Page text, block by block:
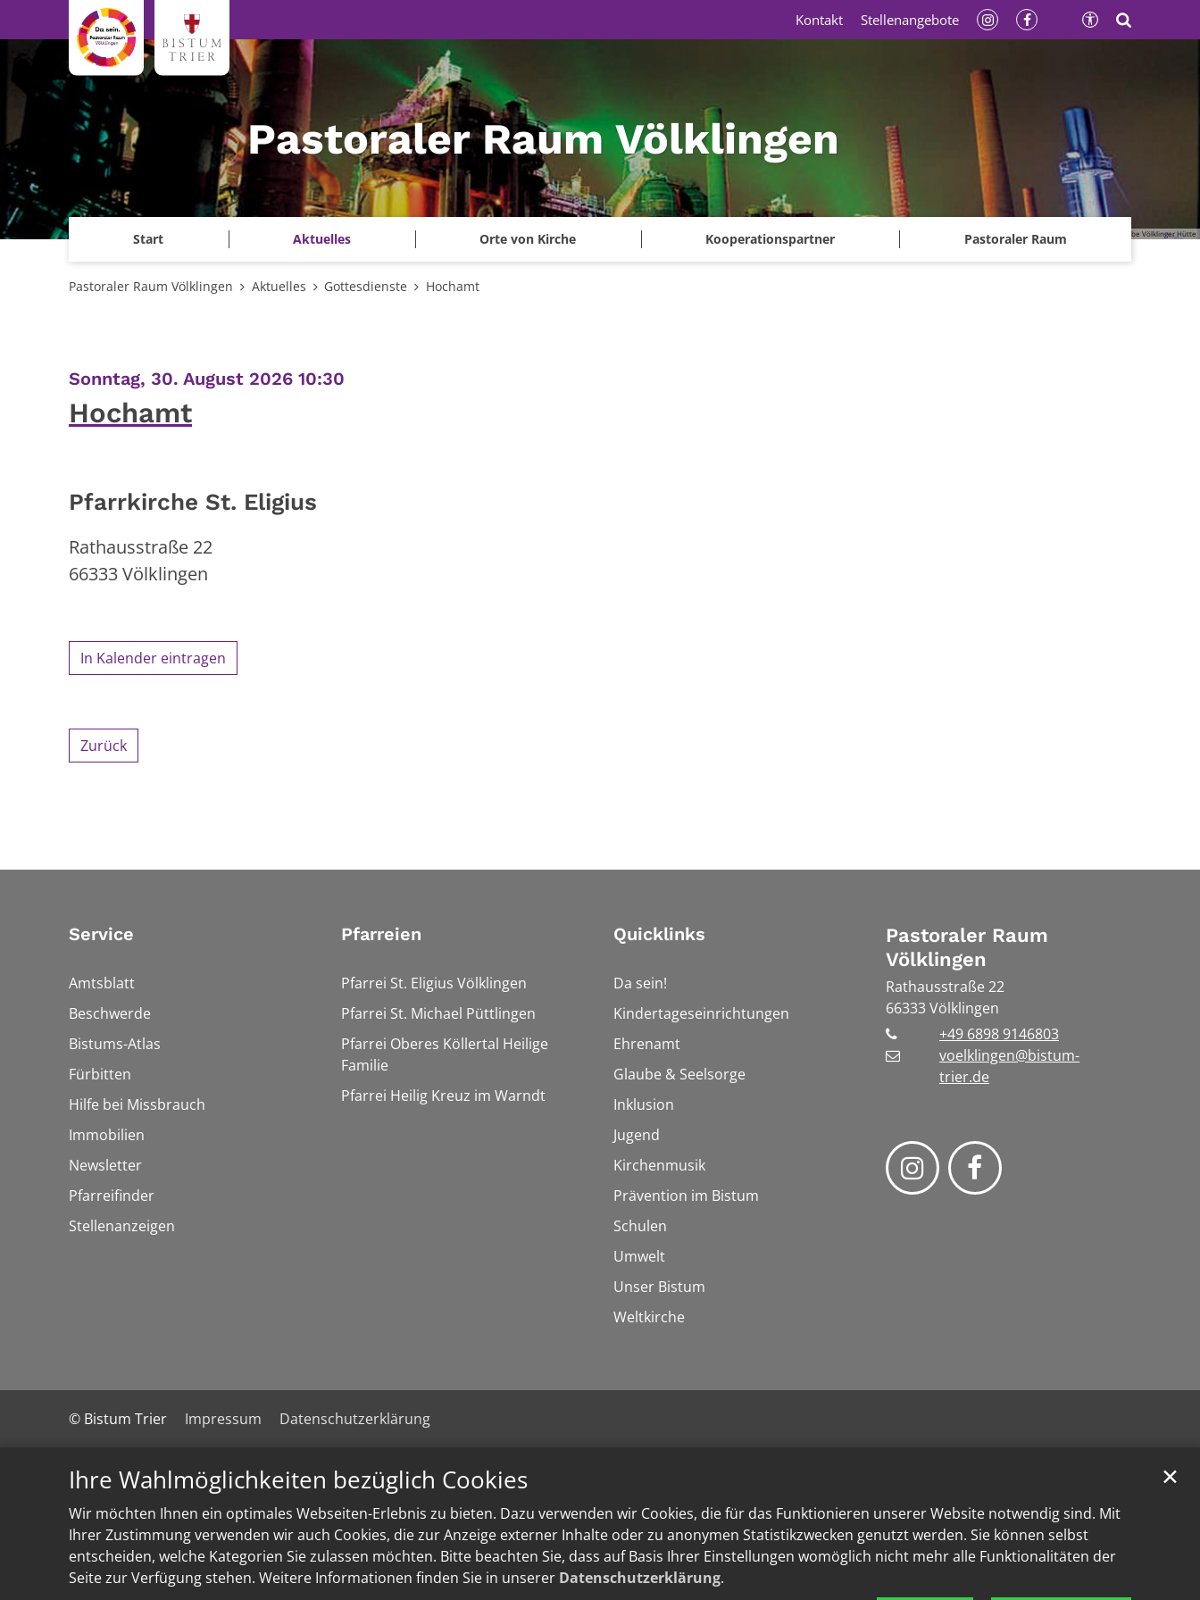
Ihre Wahlmöglichkeiten bezüglich Cookies
Wir möchten Ihnen ein optimales Webseiten-Erlebnis zu bieten. Dazu verwenden wir Cookies, die für das Funktionieren unserer Website notwendig sind. Mit
Ihrer Zustimmung verwenden wir auch Cookies, die zur Anzeige externer Inhalte oder zu anonymen Statistikzwecken genutzt werden. Sie können selbst
entscheiden, welche Kategorien Sie zulassen möchten. Bitte beachten Sie, dass auf Basis Ihrer Einstellungen womöglich nicht mehr alle Funktionalitäten der
Seite zur Verfügung stehen. Weitere Informationen finden Sie in unserer Datenschutzerklärung.
✕
Zum Inhalt springen
© Gerhard Kassner - Weltkulturerbe Völklinger Hütte
Pastoraler Raum Völklingen
Start Aktuelles Orte von Kirche Kooperationspartner Pastoraler Raum
Kontakt Stellenangebote
Pastoraler Raum Völklingen Aktuelles Gottesdienste Hochamt
Sonntag, 30. August 2026 10:30
Hochamt
Pfarrkirche St. Eligius
Rathausstraße 22
66333Völklingen
In Kalender eintragen
Zurück
Service
Amtsblatt
Beschwerde
Bistums-Atlas
Fürbitten
Hilfe bei Missbrauch
Immobilien
Newsletter
Pfarreifinder
Stellenanzeigen
Pfarreien
Pfarrei St. Eligius Völklingen
Pfarrei St. Michael Püttlingen
Pfarrei Oberes Köllertal Heilige
Familie
Pfarrei Heilig Kreuz im Warndt
Quicklinks
Da sein!
Kindertageseinrichtungen
Ehrenamt
Glaube & Seelsorge
Inklusion
Jugend
Kirchenmusik
Prävention im Bistum
Schulen
Umwelt
Unser Bistum
Weltkirche
Pastoraler Raum
Völklingen
Rathausstraße 22
66333 Völklingen
+49 6898 9146803
voelklingen@bistum-
trier.de
© Bistum Trier Impressum Datenschutzerklärung